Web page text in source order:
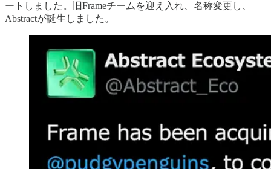
ートしました。旧Frameチームを迎え入れ、名称変更し、
Abstractが誕生しました。